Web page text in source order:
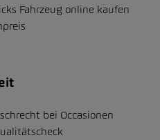
Fahrzeug online kaufen
bei Occasionen